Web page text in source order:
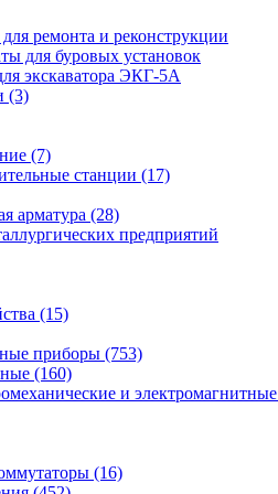
ремонта и реконструкции
для буровых установок
экскаватора ЭКГ-5А
(3)
(7)
станции (17)
арматура (28)
предприятий
(15)
приборы (753)
(160)
и
(16)